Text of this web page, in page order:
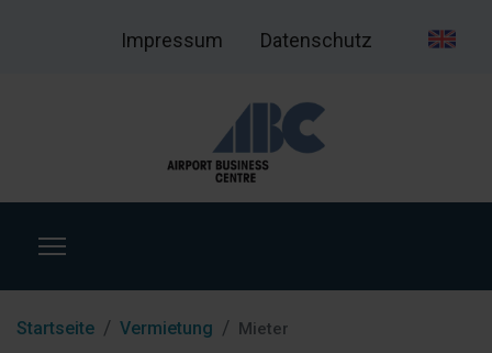
Impressum Datenschutz
Startseite Vermietung Mieter